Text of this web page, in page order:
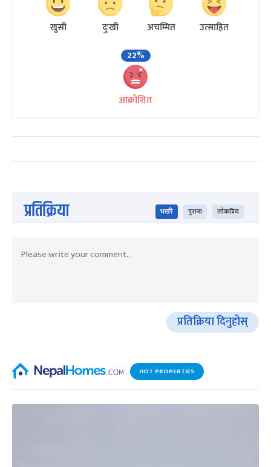
खुसी दुःखी अचम्मित
उत्साहित
22%
आक्रोशित
प्रतिक्रिया भर्खरै पुराना लोकप्रिय
प्रतिक्रिया दिनुहोस्
HOT PROPERTIES